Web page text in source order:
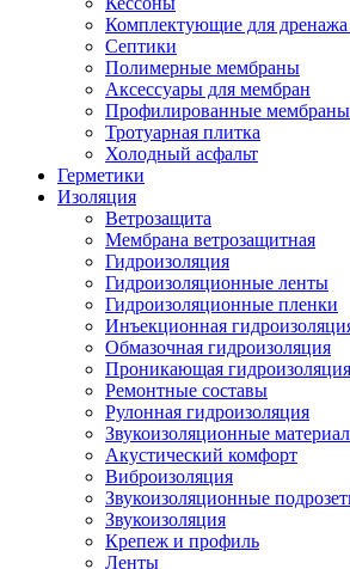
Комплектующие для дренажа
Септики
Полимерные мембраны
Аксессуары для мембран
Профилированные мембраны
Тротуарная плитка
Холодный асфальт
Герметики
Изоляция
Ветрозащита
Мембрана ветрозащитная
Гидроизоляция
Гидроизоляционные ленты
Гидроизоляционные пленки
Инъекционная
Обмазочная гидроизоляция
Проникающая
Ремонтные составы
Рулонная гидроизоляция
Звукоизоляционные
Акустический комфорт
Виброизоляция
Звукоизоляционные
Звукоизоляция
Крепеж и профиль
Ленты